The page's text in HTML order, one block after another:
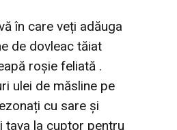
în care veți adăuga
de dovleac tăiat
roșie feliată .
ulei de măsline pe
cu sare și
tava la cuptor pentru